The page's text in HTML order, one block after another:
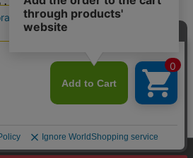
！】越後三条打刃
水野製作所作 焼
柄割込地型鉞（まさ
）57...
18,590円 (税込)